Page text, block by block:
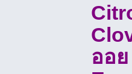
ออย